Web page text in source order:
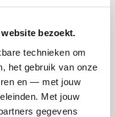
bezoekt.
technieken om
het gebruik van onze
en — met jouw
Met jouw
gegevens